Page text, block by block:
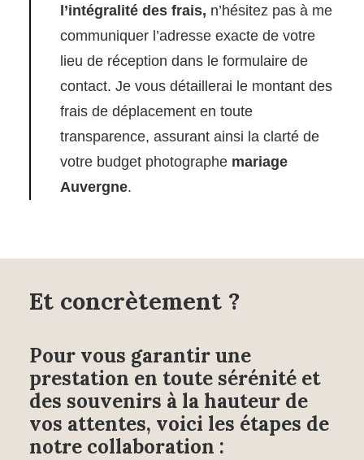
l’intégralité des frais, n’hésitez pas à me
communiquer l’adresse exacte de votre
lieu de réception dans le formulaire de
contact. Je vous détaillerai le montant des
frais de déplacement en toute
transparence, assurant ainsi la clarté de
votre budget photographe mariage
Auvergne.
Et concrètement ?
Pour vous garantir une
prestation en toute sérénité et
des souvenirs à la hauteur de
vos attentes, voici les étapes de
notre collaboration :